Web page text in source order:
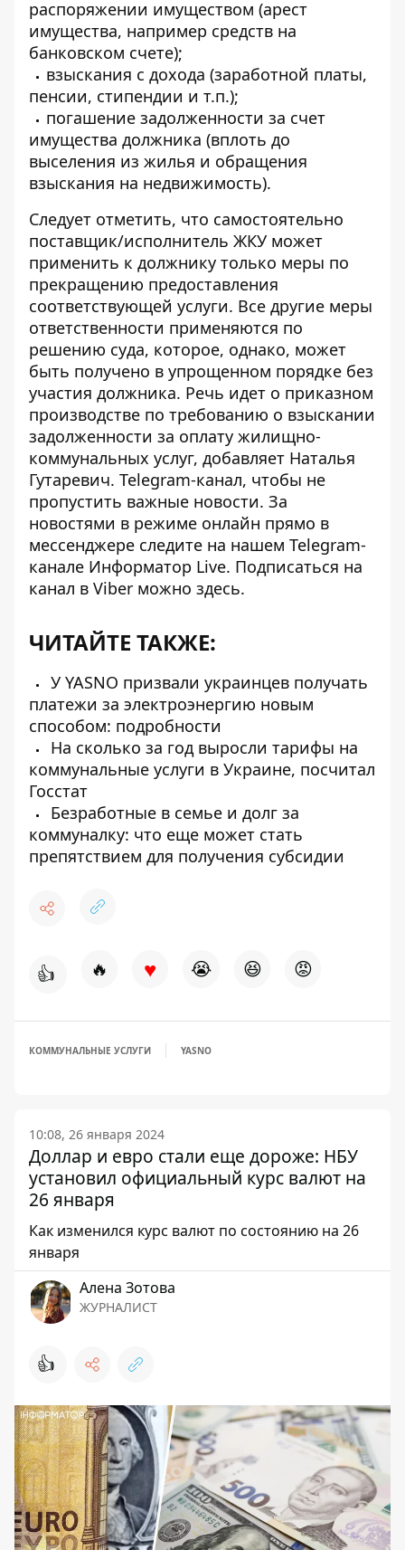
распоряжении имуществом (арест
имущества, например средств на
банковском счете);
взыскания с дохода (заработной платы,
пенсии, стипендии и т.п.);
погашение задолженности за счет
имущества должника (вплоть до
выселения из жилья и обращения
взыскания на недвижимость).
Следует отметить, что самостоятельно
поставщик/исполнитель ЖКУ может
применить к должнику только меры по
прекращению предоставления
соответствующей услуги. Все другие меры
ответственности применяются по
решению суда, которое, однако, может
быть получено в упрощенном порядке без
участия должника. Речь идет о приказном
производстве по требованию о взыскании
задолженности за оплату жилищно-
коммунальных услуг, добавляет Наталья
Гутаревич. Telegram-канал, чтобы не
пропустить важные новости. За
новостями в режиме онлайн прямо в
мессенджере следите на нашем Telegram-
канале Информатор Live. Подписаться на
канал в Viber можно здесь.
ЧИТАЙТЕ ТАКЖЕ:
У YASNO призвали украинцев получать
платежи за электроэнергию новым
способом: подробности
На сколько за год выросли тарифы на
коммунальные услуги в Украине, посчитал
Госстат
Безработные в семье и долг за
коммуналку: что еще может стать
препятствием для получения субсидии
👍 🔥 ♥ 😭 😆 😡
КОММУНАЛЬНЫЕ УСЛУГИ YASNO
10:08, 26 января 2024
Доллар и евро стали еще дороже: НБУ
установил официальный курс валют на
26 января
Как изменился курс валют по состоянию на 26
января
Алена Зотова
ЖУРНАЛИСТ
👍